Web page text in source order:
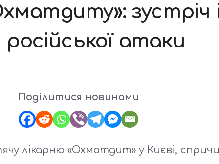
зустріч
російської атаки
Поділитися новинами
лікарню «Охматдит» у Києві,